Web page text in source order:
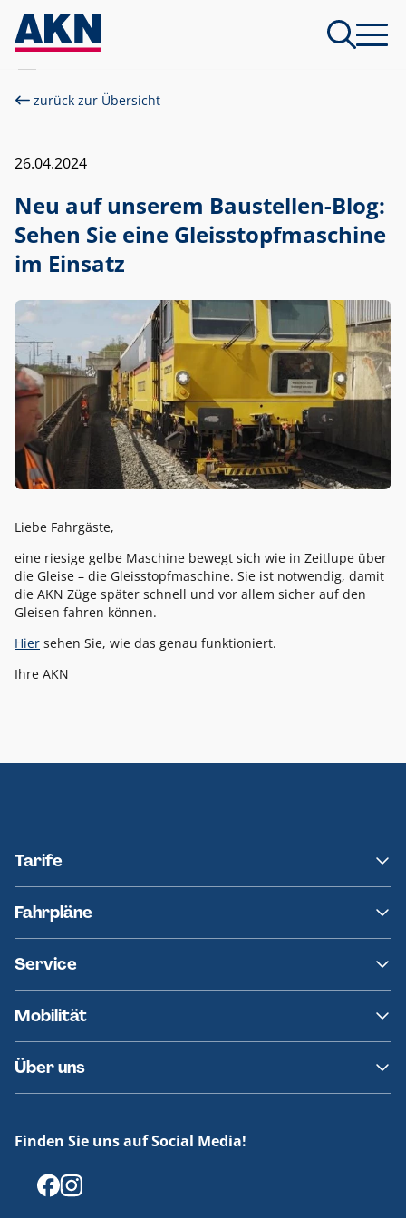
zurück zur Übersicht
26.04.2024
Neu auf unserem Baustellen-Blog:
Sehen Sie eine Gleisstopfmaschine
im Einsatz
Liebe Fahrgäste,
eine riesige gelbe Maschine bewegt sich wie in Zeitlupe über
die Gleise – die Gleisstopfmaschine. Sie ist notwendig, damit
die AKN Züge später schnell und vor allem sicher auf den
Gleisen fahren können.
Hier sehen Sie, wie das genau funktioniert.
Ihre AKN
Tarife
hvv
Fahrpläne
Ersatzverkehr
AKN News-Service
Service
Fundsachen
Häufige Fragen
Mobilität
Barrierefreies Reisen
Erklärung Barrierefreiheit
Über uns
Offenlegungen
Finden Sie uns auf Social Media!